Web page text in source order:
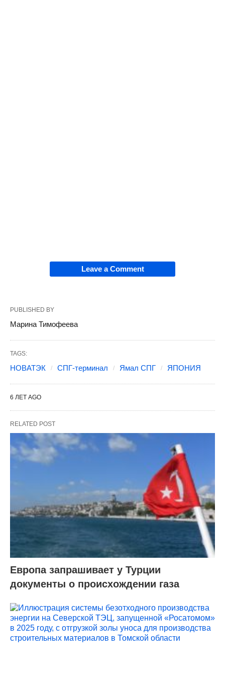
Leave a Comment
PUBLISHED BY
Марина Тимофеева
TAGS:
НОВАТЭК СПГ-терминал Ямал СПГ ЯПОНИЯ
6 ЛЕТ AGO
RELATED POST
Европа запрашивает у Турции
документы о происхождении газа